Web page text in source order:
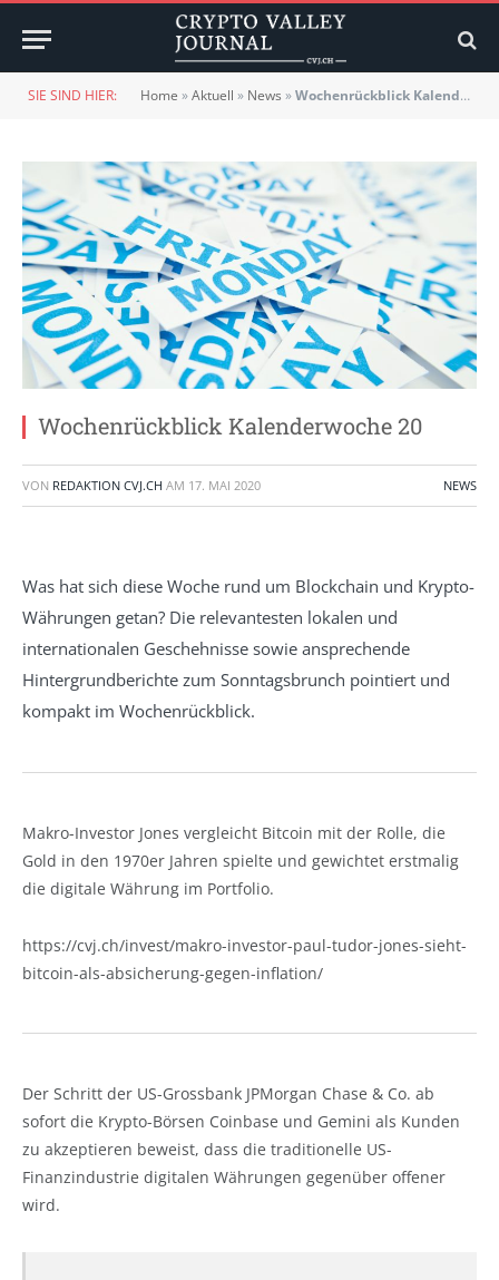
SIE SIND HIER: Home »Aktuell » News »Wochenrückblick Kalenderwoche 20
Wochenrückblick Kalenderwoche 20
VON REDAKTION CVJ.CH AM 17. MAI 2020 NEWS
Was hat sich diese Woche rund um Blockchain und Krypto-
Währungen getan? Die relevantesten lokalen und
internationalen Geschehnisse sowie ansprechende
Hintergrundberichte zum Sonntagsbrunch pointiert und
kompakt im Wochenrückblick.
Makro-Investor Jones vergleicht Bitcoin mit der Rolle, die
Gold in den 1970er Jahren spielte und gewichtet erstmalig
die digitale Währung im Portfolio.
https://cvj.ch/invest/makro-investor-paul-tudor-jones-sieht-
bitcoin-als-absicherung-gegen-inflation/
Der Schritt der US-Grossbank JPMorgan Chase & Co. ab
sofort die Krypto-Börsen Coinbase und Gemini als Kunden
zu akzeptieren beweist, dass die traditionelle US-
Finanzindustrie digitalen Währungen gegenüber offener
wird.